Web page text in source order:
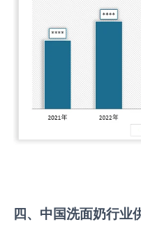
四、中国洗面奶行业